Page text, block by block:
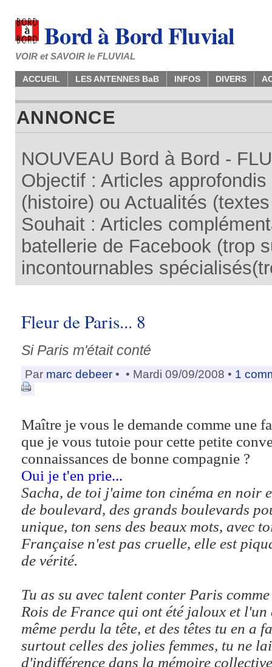
Bord à Bord Fluvial
VOIR et SAVOIR le FLUVIAL
ACCUEIL LES ANTENNES BaB INFOS DIVERS
ANNONCE
NOUVEAU Bord à Bord -
Objectif : Articles
(histoire) ou Actualités
Souhait : Articles
batellerie de Facebook (trop
incontournables
Fleur de Paris... 8
Si Paris m'était conté
Par marc debeer • • Mardi 09/09/2008 • 1
Maître je vous le demande comme une
que je vous tutoie pour cette petite
connaissances de bonne compagnie ?
Oui je t'en prie...
Sacha, de toi j'aime ton cinéma en noir
de boulevard, des grands boulevards
unique, ton sens des beaux mots, avec
Française n'est pas cruelle, elle est
de vérité.
Tu as su avec talent conter Paris
Rois de France qui ont été jaloux et l'un
même perdu la tête, et des têtes tu en a
surtout celles des jolies femmes, tu ne
d'indifférence dans la mémoire